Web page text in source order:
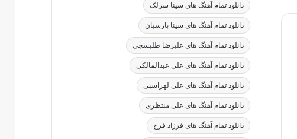
دانلود تمام آهنگ های سینا سرلک
دانلود تمام آهنگ های سینا پارسیان
دانلود تمام آهنگ های علیرضا طلیسچی
دانلود تمام آهنگ های علی عبدالمالکی
دانلود تمام آهنگ های علی لهراسبی
دانلود تمام آهنگ های علی منتظری
دانلود تمام آهنگ های فرزاد فرخ